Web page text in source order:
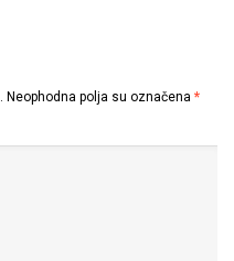
Neophodna polja su označena *